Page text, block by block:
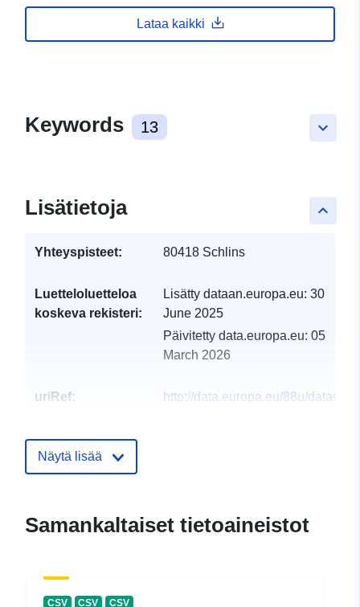
Lataa kaikki
keyboard_arrow_down
Keywords 13
keyboard_arrow_up
Lisätietoja
Yhteyspisteet: 80418 Schlins
Luetteloluetteloa
koskeva rekisteri:
Lisätty dataan.europa.eu: 30
June 2025
Päivitetty data.europa.eu: 05
March 2026
uriRef:
http://data.europa.eu/88u/
Näytä lisää
Samankaltaiset tietoaineistot
CSV CSV CSV